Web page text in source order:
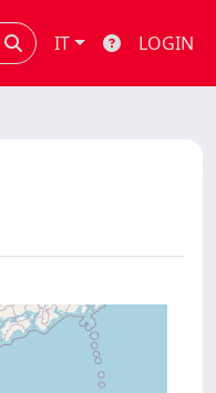
IT LOGIN